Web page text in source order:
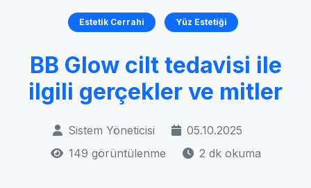
Estetik Cerrahi Yüz Estetiği
BB Glow cilt tedavisi ile
ilgili gerçekler ve mitler
Sistem Yöneticisi
05.10.2025
149 görüntülenme
2 dk okuma